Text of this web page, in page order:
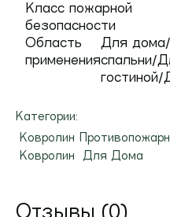
Класс пожарной
безопасности
Область
применения
Для
спальни/
гостиной/
Категории:
Ковролин
Ковролин
Для Дома
Отзывы (0)